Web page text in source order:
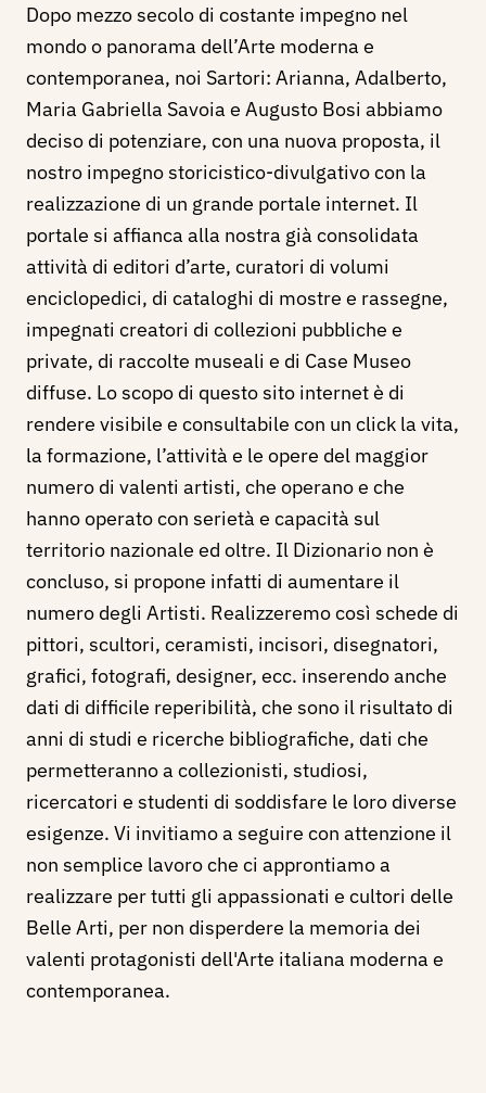
Dopo mezzo secolo di costante impegno nel
mondo o panorama dell’Arte moderna e
contemporanea, noi Sartori: Arianna, Adalberto,
Maria Gabriella Savoia e Augusto Bosi abbiamo
deciso di potenziare, con una nuova proposta, il
nostro impegno storicistico-divulgativo con la
realizzazione di un grande portale internet. Il
portale si affianca alla nostra già consolidata
attività di editori d’arte, curatori di volumi
enciclopedici, di cataloghi di mostre e rassegne,
impegnati creatori di collezioni pubbliche e
private, di raccolte museali e di Case Museo
diffuse. Lo scopo di questo sito internet è di
rendere visibile e consultabile con un click la vita,
la formazione, l’attività e le opere del maggior
numero di valenti artisti, che operano e che
hanno operato con serietà e capacità sul
territorio nazionale ed oltre. Il Dizionario non è
concluso, si propone infatti di aumentare il
numero degli Artisti. Realizzeremo così schede di
pittori, scultori, ceramisti, incisori, disegnatori,
grafici, fotografi, designer, ecc. inserendo anche
dati di difficile reperibilità, che sono il risultato di
anni di studi e ricerche bibliografiche, dati che
permetteranno a collezionisti, studiosi,
ricercatori e studenti di soddisfare le loro diverse
esigenze. Vi invitiamo a seguire con attenzione il
non semplice lavoro che ci approntiamo a
realizzare per tutti gli appassionati e cultori delle
Belle Arti, per non disperdere la memoria dei
valenti protagonisti dell'Arte italiana moderna e
contemporanea.